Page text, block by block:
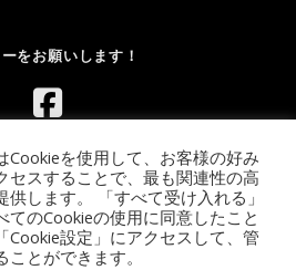
をお願いします！
ルダリングウォール.com｜イベント
Cookieを使用して、お客様の好み
セスすることで、最も関連性の高
します。 「すべて受け入れる」
てのCookieの使用に同意したこと
Cookie設定」にアクセスして、管
とができます。